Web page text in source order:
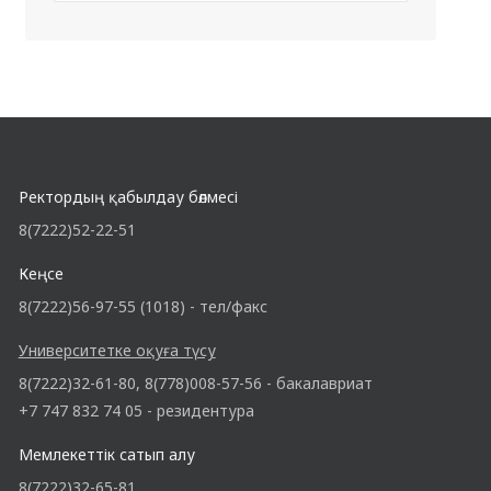
Ректордың қабылдау бөлмесі
8(7222)52-22-51
Кеңсе
8(7222)56-97-55 (1018) - тел/факс
Университетке оқуға түсу
8(7222)32-61-80, 8(778)008-57-56 - бакалавриат
+7 747 832 74 05 - резидентура
Мемлекеттік сатып алу
8(7222)32-65-81